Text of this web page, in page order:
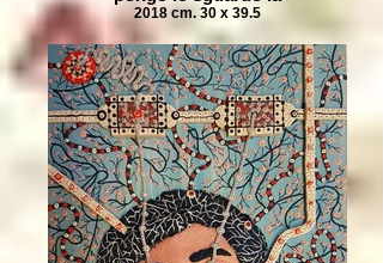
2018 cm. 30 x 39.5